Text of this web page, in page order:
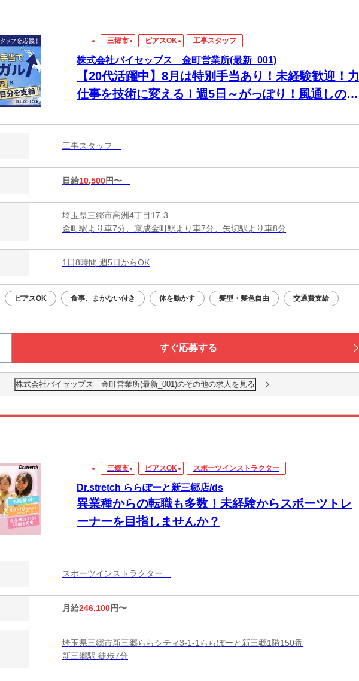
三郷市 ピアスOK 工事スタッフ
株式会社バイセップス 金町営業所(最新_001)
【20代活躍中】8月は特別手当あり！未経験歓迎！力
仕事を技術に変える！週5日～がっぽり！風通しの良
症対策も◎
工事スタッフ
日給10,500円〜
埼玉県三郷市高洲4丁目17-3
金町駅より車7分、京成金町駅より車7分、矢切駅より車8分
1日8時間 週5日からOK
ピアスOK 食事、まかない付き 体を動かす 髪型・髪色自由 交通費支給
すぐ応募する
株式会社バイセップス 金町営業所(最新_001)のその他の求人を見る
三郷市 ピアスOK スポーツインストラクター
Dr.stretch ららぽーと新三郷店/ds
異業種からの転職も多数！未経験からスポーツトレ
ーナーを目指しませんか？
スポーツインストラクター
月給246,100円〜
埼玉県三郷市新三郷ららシティ3-1-1ららぽーと新三郷1階150番
新三郷駅 徒歩7分